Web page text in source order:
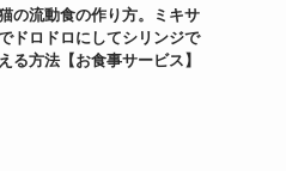
臓病】
の流動食の作り方。ミキサ
ドロドロにしてシリンジで
る方法【お食事サービス】